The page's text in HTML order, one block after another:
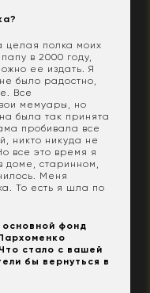
целая полка моих
в 2000 году,
ее издать. Я
было радостно,
Все
мемуары, но
была так принята
пробивала все
никто никуда не
все это время я
доме, старинном,
Меня
То есть я шла по
фонд
стало с вашей
бы вернуться в